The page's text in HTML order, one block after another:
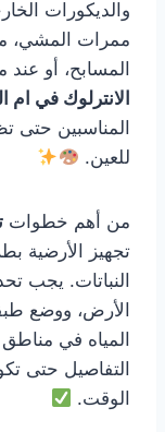
والديكورات
ممرات المشي،
المسابح، أو
الانترلوك في ام
المناسبين حتى
للعين.
من أهم خطوات
تجهيز الأرضية
النباتات. يجب
الأرض، ووضع
المياه في
التفاصيل حتى
الوقت.